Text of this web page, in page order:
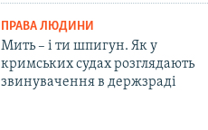
ПРАВА ЛЮДИНИ
Мить – і ти шпигун. Як у
кримських судах розглядають
звинувачення в держзраді